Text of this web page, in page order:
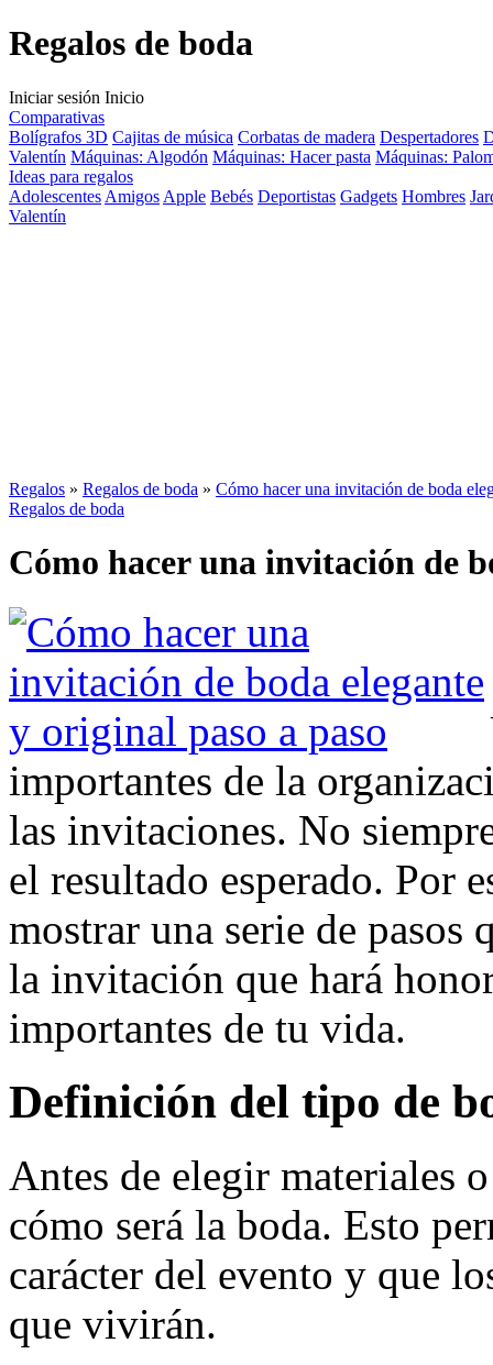
Regalos de boda
Iniciar sesión Inicio
Comparativas
Bolígrafos 3D Cajitas de música Corbatas de madera Despertadores
Valentín Máquinas: Algodón Máquinas: Hacer pasta Máquinas:
Ideas para regalos
Adolescentes Amigos Apple Bebés Deportistas Gadgets Hombres
Valentín
Regalos » Regalos de boda » Cómo hacer una invitación de boda
Regalos de boda
Cómo hacer una invitación de
importantes de la
las invitaciones. No
el resultado esperado. Por
mostrar una serie de pasos
la invitación que hará
importantes de tu vida.
Definición del tipo de
Antes de elegir materiales
cómo será la boda. Esto
carácter del evento y que
que vivirán.